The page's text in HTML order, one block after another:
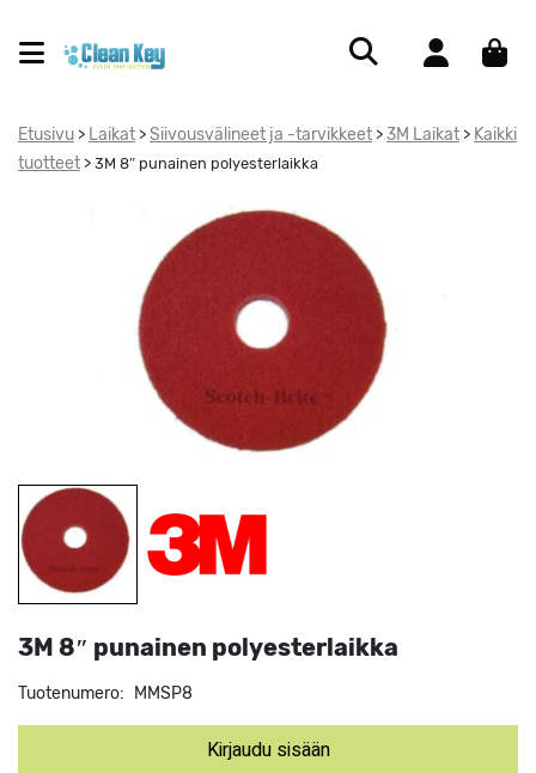
Etusivu > Laikat > Siivousvälineet ja -tarvikkeet > 3M Laikat > Kaikki
tuotteet > 3M 8″ punainen polyesterlaikka
3M 8″ punainen polyesterlaikka
Tuotenumero: MMSP8
Kirjaudu sisään